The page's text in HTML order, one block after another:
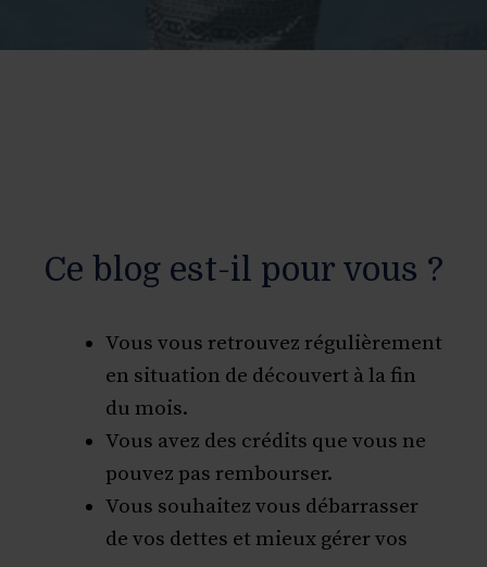
Ce blog est-il pour vous ?
Vous vous retrouvez régulièrement
en situation de découvert à la fin
du mois.
Vous avez des crédits que vous ne
pouvez pas rembourser.
Vous souhaitez vous débarrasser
de vos dettes et mieux gérer vos